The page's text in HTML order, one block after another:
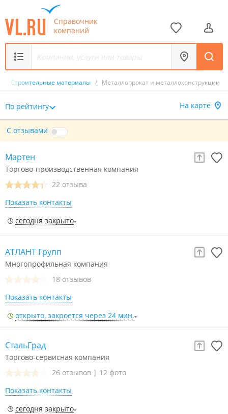
Справочник
компаний
Строительные материалы / Металлопрокат и металлоконструкции
По рейтингу На карте
С отзывами
Мартен
Торгово-производственная компания
22 отзыва
Показать контакты
сегодня закрыто
АТЛАНТ Групп
Многопрофильная компания
18 отзывов
Показать контакты
открыто, закроется через 24 мин.
СтальГрад
Торгово-сервисная компания
26 отзывов | 12 фото
Показать контакты
сегодня закрыто